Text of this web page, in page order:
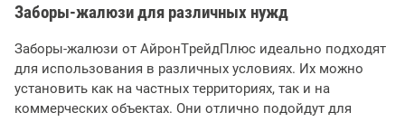
Заборы-жалюзи для различных нужд
Заборы-жалюзи от АйронТрейдПлюс идеально подходят
для использования в различных условиях. Их можно
установить как на частных территориях, так и на
коммерческих объектах. Они отлично подойдут для